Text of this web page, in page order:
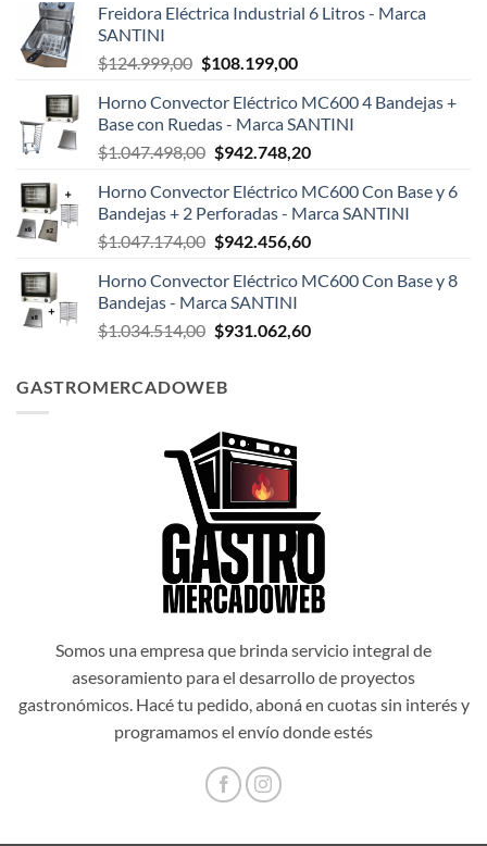
Freidora Eléctrica Industrial 6 Litros - Marca
SANTINI
$124.999,00 El
original
era:
$124.999,00.
$108.199,00El
actual
es:
$108.199,00.
Horno Convector Eléctrico MC600 4 Bandejas +
Base con Ruedas - Marca SANTINI
$1.047.498,00 El
original
era:
$1.047.498,00.
$942.748,20El
actual
es:
$942.748,20.
Horno Convector Eléctrico MC600 Con Base y 6
Bandejas + 2 Perforadas - Marca SANTINI
$1.047.174,00 El
original
era:
$1.047.174,00.
$942.456,60El
actual
$942.456,60.
Horno Convector Eléctrico MC600 Con Base y 8
Bandejas - Marca SANTINI
$1.034.514,00 El
era:
$931.062,60El
GASTROMERCADOWEB
Somos una empresa que brinda servicio integral de
asesoramiento para el desarrollo de proyectos
gastronómicos. Hacé tu pedido, aboná en cuotas sin interés y
programamos el envío donde estés